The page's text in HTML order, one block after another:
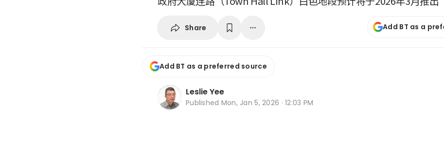
Share Add BT as a
Add BT as a preferred source
Leslie Yee
Published Mon, Jan 5, 2026 · 12:03 PM